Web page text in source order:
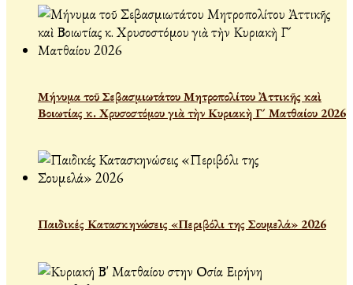
Μήνυμα τοῦ Σεβασμιωτάτου Μητροπολίτου Ἀττικῆς καὶ
Βοιωτίας κ. Χρυσοστόμου γιὰ τὴν Κυριακὴ Γ´ Ματθαίου 2026
Παιδικές Κατασκηνώσεις «Περιβόλι της Σουμελά» 2026